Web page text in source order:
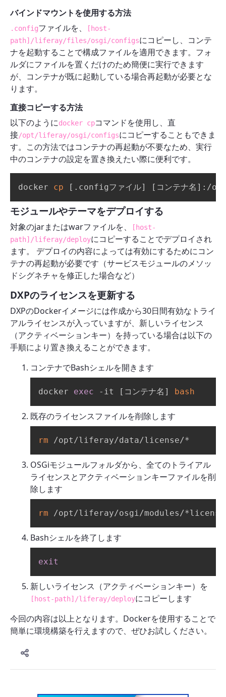
バインドマウントを使用する方法
.configファイルを、
[host-
path]/liferay/files/osgi/configsにコピーし、コンテ
ナを起動することで構成ファイルを適用できます。フォ
ルダにファイルを置くだけのため簡便に実行できます
が、コンテナが既に起動している場合再起動が必要とな
ります。
直接コピーする方法
以下のようにdocker cpコマンドを使用し、直
接/opt/liferay/osgi/configsにコピーすることもできま
す。この方法ではコンテナの再起動が不要なため、実行
中のコンテナの設定を置き換えたい際に便利です。
docker cp [ .configファイル] [ コンテナ名 ] :/
モジュールやテーマをデプロイする
対象のjarまたはwarファイルを、
[host-
path]/liferay/deployにコピーすることでデプロイされ
ます。 デプロイの内容によっては有効にするためにコン
テナの再起動が必要です（サービスモジュールのメソッ
ドシグネチャを修正した場合など）
DXPのライセンスを更新する
DXPのDockerイメージには作成から30日間有効なトライ
アルライセンスが入っていますが、新しいライセンス
（アクティベーションキー）を持っている場合は以下の
手順により置き換えることができます。
コンテナでBashシェルを開きます
docker exec -it [ コンテナ名 ] bash
既存のライセンスファイルを削除します
rm /opt/liferay/data/license/*
OSGiモジュールフォルダから、全てのトライアル
ライセンスとアクティベーションキーファイルを削
除します
rm /opt/liferay/osgi/modules/
Bashシェルを終了します
exit
新しいライセンス（アクティベーションキー）を
[host-path]/liferay/deployにコピーします
今回の内容は以上となります。Dockerを使用することで
簡単に環境構築を行えますので、ぜひお試しください。